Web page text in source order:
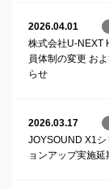
2026.04.01
株式会社U-NEXT
員体制の変更 お
らせ
2026.03.17
JOYSOUND X1
ョンアップ実施延